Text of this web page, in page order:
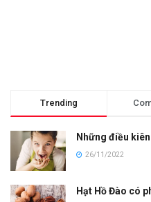
Trending
Những điều
26/11/2022
Hạt Hồ Đào có